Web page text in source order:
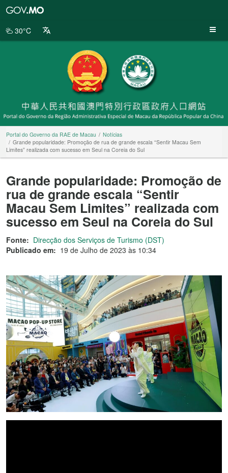
da
30°C
Portal do Governo da RAE de Macau
Notícias
Grande popularidade: Promoção de rua de grande escala “Sentir Macau Sem
Limites” realizada com sucesso em Seul na Coreia do Sul
Grande popularidade: Promoção de
rua de grande escala “Sentir
Macau Sem Limites” realizada com
sucesso em Seul na Coreia do Sul
Fonte: Direcção dos Serviços de Turismo (DST)
Publicado em: 19 de Julho de 2023 às 10:34